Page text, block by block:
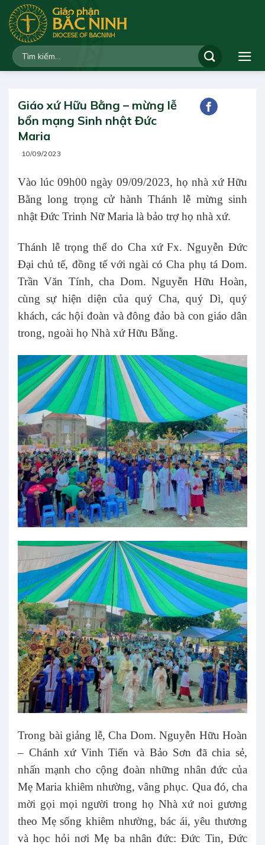
qua
dung
Giáo xứ Hữu Bằng – mừng lễ
bổn mạng Sinh nhật Đức
Maria
10/09/2023
Vào lúc 09h00 ngày 09/09/2023, họ nhà xứ Hữu
Bằng long trọng cử hành Thánh lễ mừng sinh
nhật Đức Trinh Nữ Maria là bảo trợ họ nhà xứ.
Thánh lễ trọng thể do Cha xứ Fx. Nguyễn Đức
Đại chủ tế, đồng tế với ngài có Cha phụ tá Dom.
Trần Văn Tính, cha Dom. Nguyễn Hữu Hoàn,
cùng sự hiện diện của quý Cha, quý Dì, quý
khách, các hội đoàn và đông đảo bà con giáo dân
trong, ngoài họ Nhà xứ Hữu Bằng.
Trong bài giảng lễ, Cha Dom. Nguyễn Hữu Hoàn
– Chánh xứ Vinh Tiến và Bảo Sơn đã chia sẻ,
nhấn mạnh cho cộng đoàn những nhân đức của
Mẹ Maria khiêm nhường, vâng phục. Qua đó, cha
mời gọi mọi người trong họ Nhà xứ noi gương
theo Mẹ sống khiêm nhường, bác ái, yêu thương
và học hỏi nơi Mẹ ba nhân đức: Đức Tin, Đức